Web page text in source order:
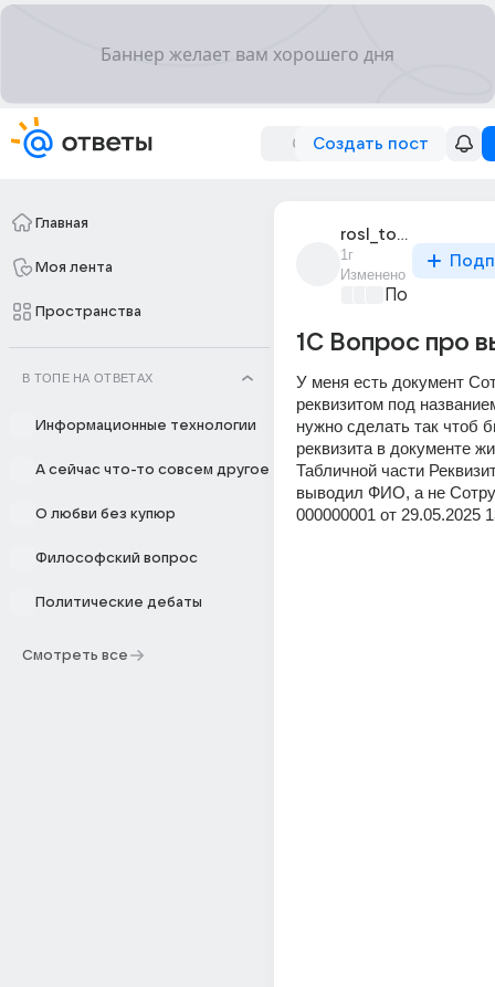
Создать пост
Главная
Моя лента
Пространства
В ТОПЕ НА ОТВЕТАХ
Информационные технологии
А сейчас что-то совсем другое
О любви без купюр
Философский вопрос
Политические дебаты
Смотреть все
rosl_tolko
1г
Изменено
1С Вопрос про
У меня есть документ
реквизитом под
нужно сделать так чтоб
реквизита в документе
Табличной части
выводил ФИО, а не
000000001 от 29.05.2025